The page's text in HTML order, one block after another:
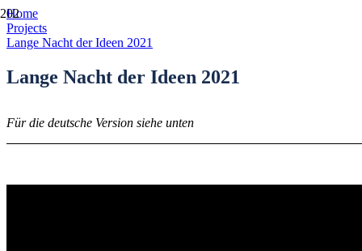
Home
Projects
Lange Nacht der Ideen 2021
Lange Nacht der Ideen 2021
Für die deutsche Version siehe unten